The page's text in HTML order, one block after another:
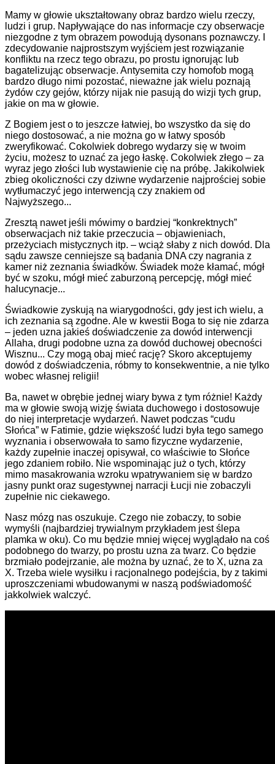
Mamy w głowie ukształtowany obraz bardzo wielu rzeczy,
ludzi i grup. Napływające do nas informacje czy obserwacje
niezgodne z tym obrazem powodują dysonans poznawczy. I
zdecydowanie najprostszym wyjściem jest rozwiązanie
konfliktu na rzecz tego obrazu, po prostu ignorując lub
bagatelizując obserwacje. Antysemita czy homofob mogą
bardzo długo nimi pozostać, nieważne jak wielu poznają
żydów czy gejów, którzy nijak nie pasują do wizji tych grup,
jakie on ma w głowie.
Z Bogiem jest o to jeszcze łatwiej, bo wszystko da się do
niego dostosować, a nie można go w łatwy sposób
zweryfikować. Cokolwiek dobrego wydarzy się w twoim
życiu, możesz to uznać za jego łaskę. Cokolwiek złego – za
wyraz jego złości lub wystawienie cię na próbę. Jakikolwiek
zbieg okoliczności czy dziwne wydarzenie najprościej sobie
wytłumaczyć jego interwencją czy znakiem od
Najwyższego...
Zresztą nawet jeśli mówimy o bardziej “konkrektnych”
obserwacjach niż takie przeczucia – objawieniach,
przeżyciach mistycznych itp. – wciąż słaby z nich dowód. Dla
sądu zawsze cenniejsze są badania DNA czy nagrania z
kamer niż zeznania świadków. Świadek może kłamać, mógł
być w szoku, mógł mieć zaburzoną percepcję, mógł mieć
halucynacje...
Świadkowie zyskują na wiarygodności, gdy jest ich wielu, a
ich zeznania są zgodne. Ale w kwestii Boga to się nie zdarza
– jeden uzna jakieś doświadczenie za dowód interwencji
Allaha, drugi podobne uzna za dowód duchowej obecności
Wisznu... Czy mogą obaj mieć rację? Skoro akceptujemy
dowód z doświadczenia, róbmy to konsekwentnie, a nie tylko
wobec własnej religii!
Ba, nawet w obrębie jednej wiary bywa z tym różnie! Każdy
ma w głowie swoją wizję świata duchowego i dostosowuje
do niej interpretacje wydarzeń. Nawet podczas “cudu
Słońca” w Fatimie, gdzie większość ludzi była tego samego
wyznania i obserwowała to samo fizyczne wydarzenie,
każdy zupełnie inaczej opisywał, co właściwie to Słońce
jego zdaniem robiło. Nie wspominając już o tych, którzy
mimo masakrowania wzroku wpatrywaniem się w bardzo
jasny punkt oraz sugestywnej narracji Łucji nie zobaczyli
zupełnie nic ciekawego.
Nasz mózg nas oszukuje. Czego nie zobaczy, to sobie
wymyśli (najbardziej trywialnym przykładem jest ślepa
plamka w oku). Co mu będzie mniej więcej wyglądało na coś
podobnego do twarzy, po prostu uzna za twarz. Co będzie
brzmiało podejrzanie, ale można by uznać, że to X, uzna za
X. Trzeba wiele wysiłku i racjonalnego podejścia, by z takimi
uproszczeniami wbudowanymi w naszą podświadomość
jakkolwiek walczyć.